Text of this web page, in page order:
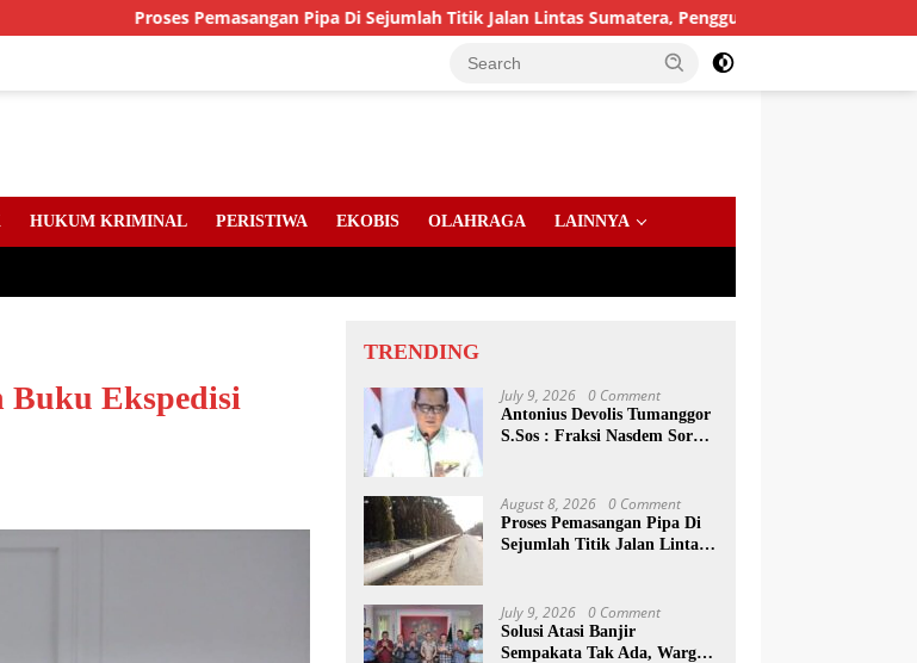
Proses Pemasangan Pipa Di Sejumlah Titik Jalan Lintas Sumatera, Pengguna Jalan diimbau Untuk
HUKUM KRIMINAL PERISTIWA EKOBIS OLAHRAGA LAINNYA
Buku Ekspedisi
TRENDING
July 9, 2026 0 Comment
Antonius Devolis Tumanggor
S.Sos : Fraksi Nasdem Soroti
August 8, 2026 0 Comment
Proses Pemasangan Pipa Di
Sejumlah Titik Jalan Lintas
meningkatkan Kewaspadaan
July 9, 2026 0 Comment
Solusi Atasi Banjir
Sempakata Tak Ada, Warga